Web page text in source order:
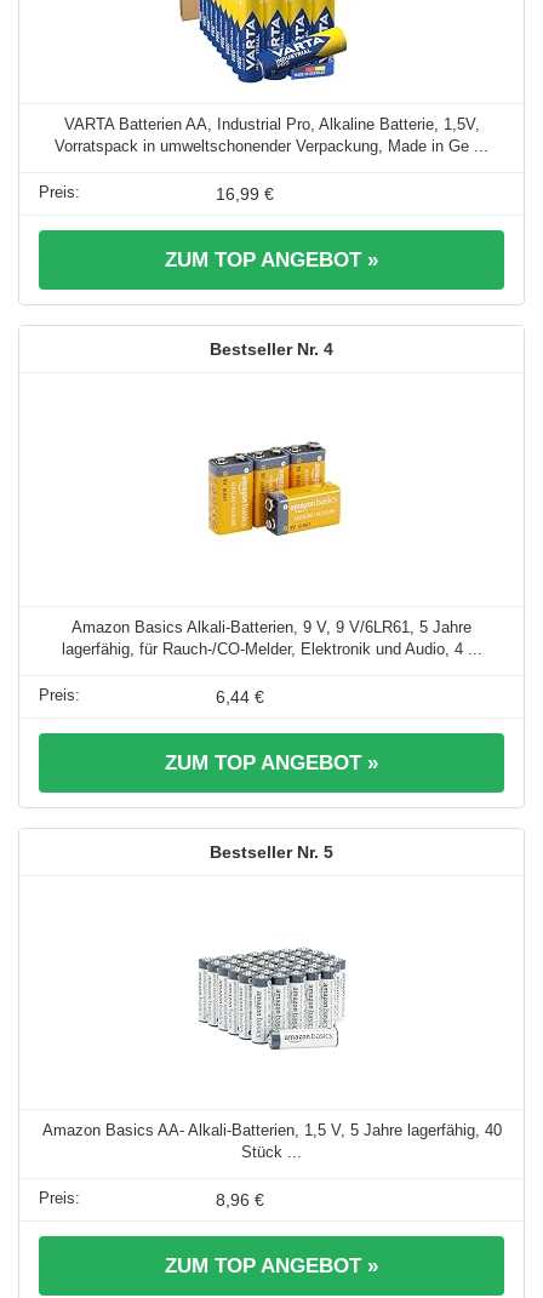
VARTA Batterien AA, Industrial Pro, Alkaline Batterie, 1,5V,
Vorratspack in umweltschonender Verpackung, Made in Ge ...
16,99 €
ZUM TOP ANGEBOT »
4
Amazon Basics Alkali-Batterien, 9 V, 9 V/6LR61, 5 Jahre
lagerfähig, für Rauch-/CO-Melder, Elektronik und Audio, 4 ...
6,44 €
ZUM TOP ANGEBOT »
5
Amazon Basics AA- Alkali-Batterien, 1,5 V, 5 Jahre lagerfähig, 40
Stück ...
8,96 €
ZUM TOP ANGEBOT »